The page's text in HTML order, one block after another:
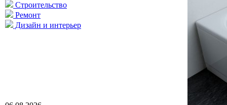
Строительство
Ремонт
Дизайн и интерьер